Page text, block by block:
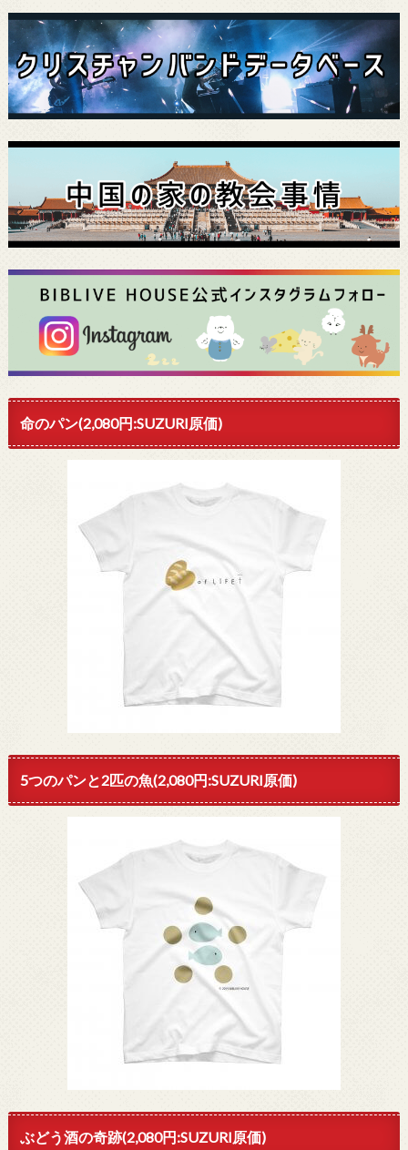
命のパン(2,080円:SUZURI原価)
5つのパンと2匹の魚(2,080円:SUZURI原価)
ぶどう酒の奇跡(2,080円:SUZURI原価)